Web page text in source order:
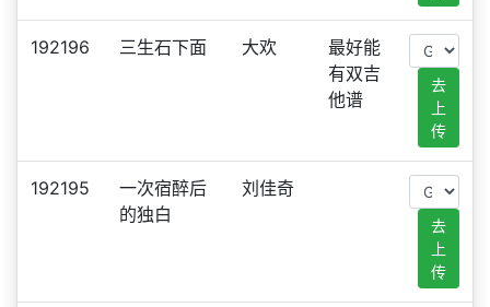
192196 三生石下面 大欢
最好能
有双吉
他谱
去
上
传
192195
一次宿醉后
的独白
刘佳奇
去
上
传